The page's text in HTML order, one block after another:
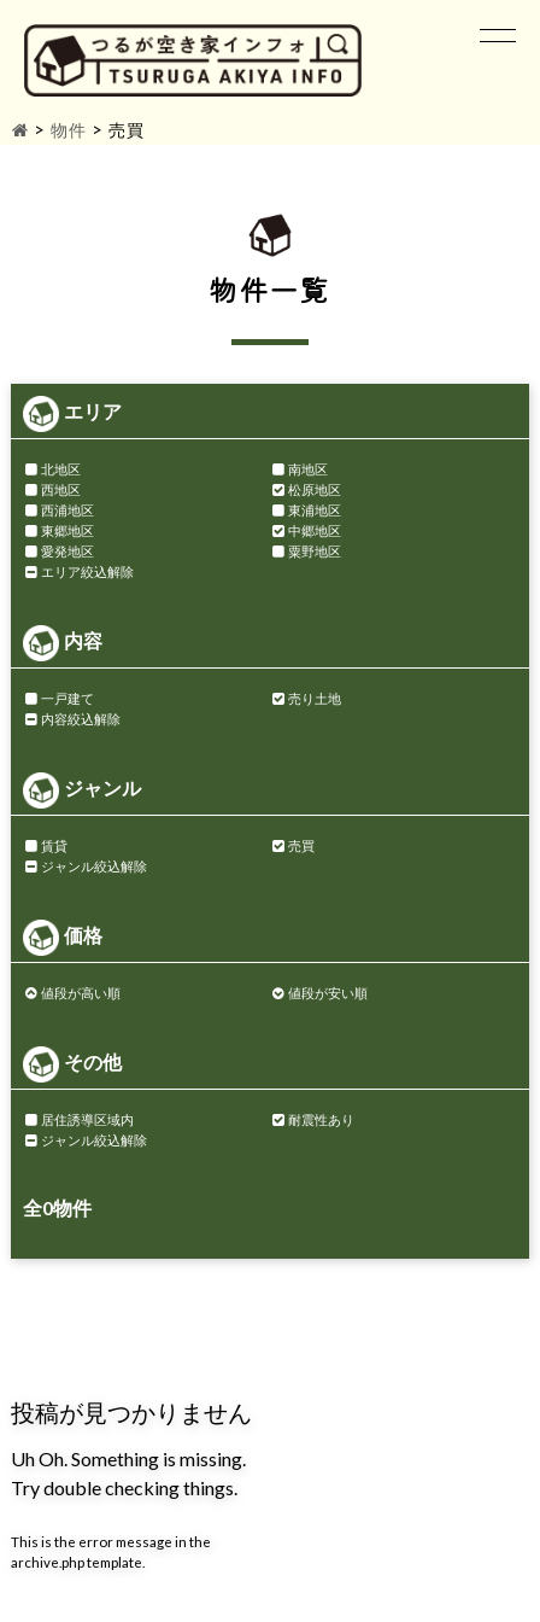
> 物件 > 売買
物件一覧
エリア
北地区
南地区
西地区
松原地区
西浦地区
東浦地区
東郷地区
中郷地区
愛発地区
粟野地区
エリア絞込解除
内容
一戸建て
売り土地
内容絞込解除
ジャンル
賃貸
売買
ジャンル絞込解除
価格
値段が高い順 値段が安い順
その他
居住誘導区域内
耐震性あり
ジャンル絞込解除
全0物件
投稿が見つかりません
Uh Oh. Something is missing.
Try double checking things.
This is the error message in the
archive.php template.